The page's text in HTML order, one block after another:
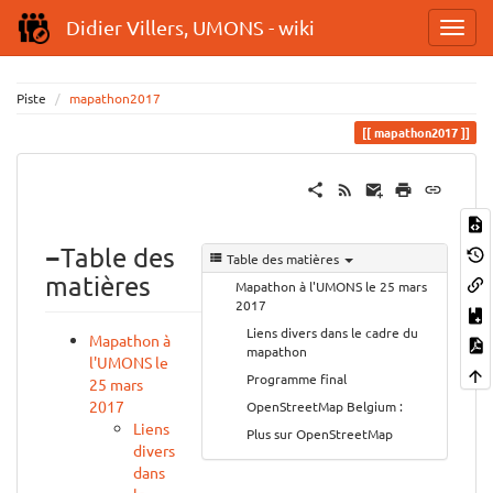
Didier Villers, UMONS - wiki
Piste
mapathon2017
mapathon2017
Table des matières
Mapathon à l'UMONS le 25 mars
2017
Liens divers dans le cadre du
mapathon
Programme final
OpenStreetMap Belgium :
Plus sur OpenStreetMap
−Table des
matières
Mapathon à
l'UMONS le
25 mars
2017
Liens
divers
dans